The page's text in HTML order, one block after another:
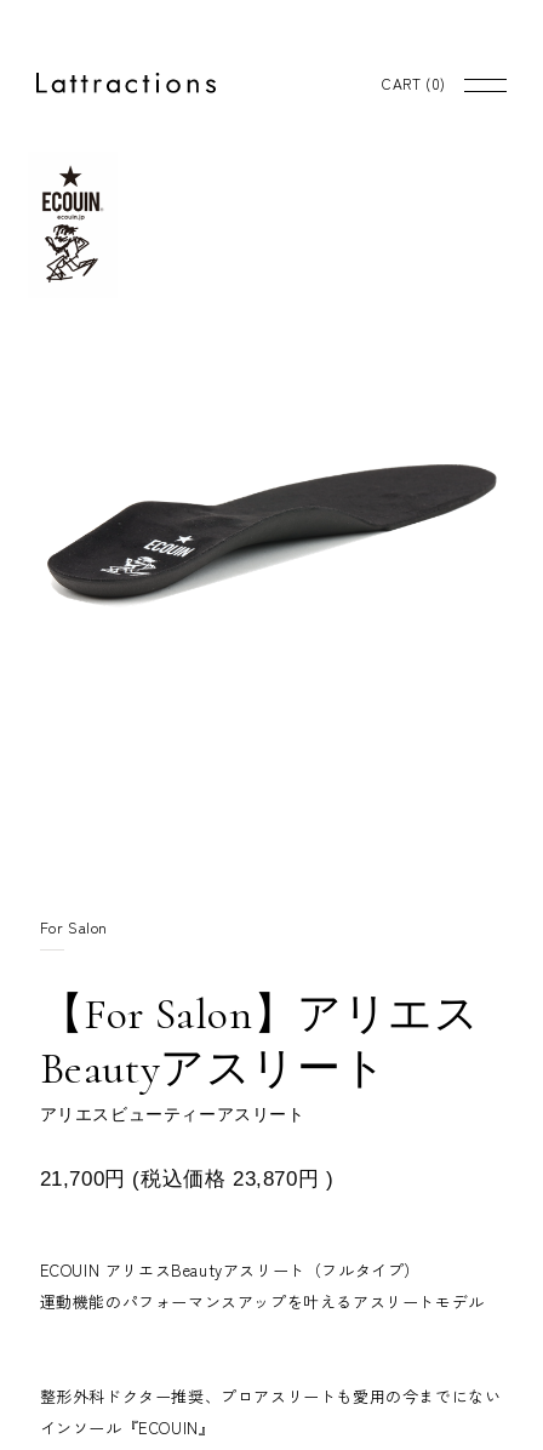
CART (0)
For Salon
【For Salon】アリエス
Beautyアスリート
アリエスビューティーアスリート
21,700円 (税込価格23,870円 )
ECOUIN アリエスBeautyアスリート（フルタイプ）
運動機能のパフォーマンスアップを叶えるアスリートモデル
整形外科ドクター推奨、プロアスリートも愛用の今までにない
インソール『ECOUIN』